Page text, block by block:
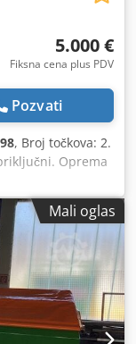
5.000 €
Fiksna cena plus PDV
Pozvati
, Broj točkova: 2.
Oprema
Aktorf
Mali oglas